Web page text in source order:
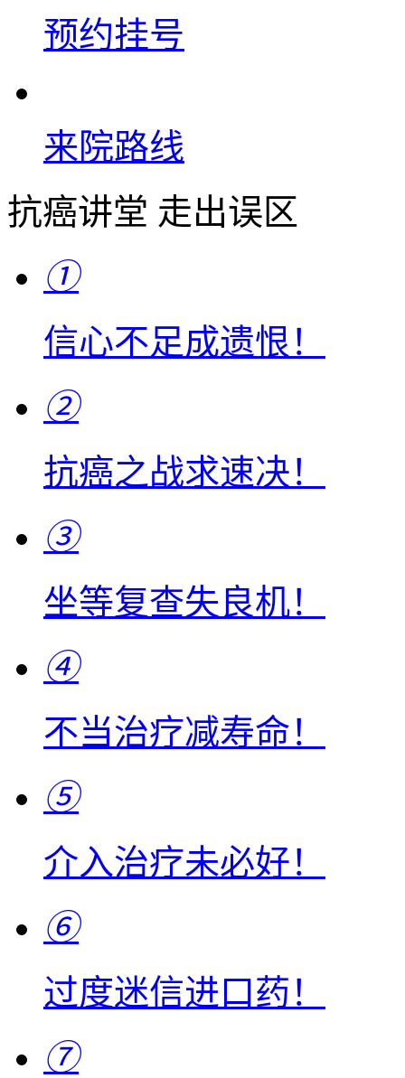
预约挂号
来院路线
抗癌讲堂 走出误区
①
信心不足成遗恨！
②
抗癌之战求速决！
③
坐等复查失良机！
④
不当治疗减寿命！
⑤
介入治疗未必好！
⑥
过度迷信进口药！
⑦